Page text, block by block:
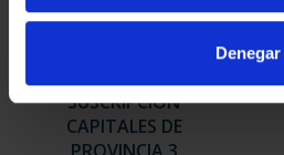
Denegar
SUSCRIPCIÓN
CAPITALES DE